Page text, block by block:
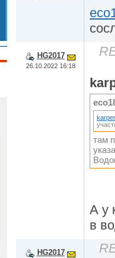
HG2017
26.10.2022 16:18
там
А у
в
HG2017